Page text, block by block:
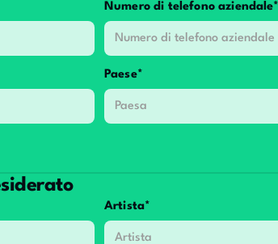
Numero di telefono aziendale*
Paese*
Artista*